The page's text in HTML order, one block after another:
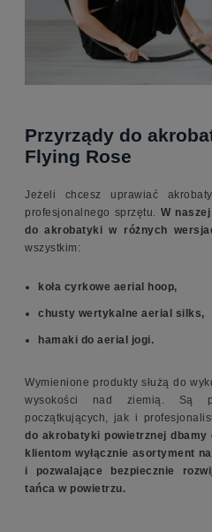
Przyrządy do
Flying Rose
Jeżeli chcesz uprawiać
profesjonalnego sprzętu. W
do akrobatyki w różnych
wszystkim:
koła cyrkowe aerial hoop,
chusty wertykalne aerial silks,
hamaki do aerial jogi.
Wymienione produkty służą do
wysokości nad ziemią. Są
początkujących, jak i
do akrobatyki powietrznej
klientom wyłącznie asortyment
i pozwalające bezpiecznie
tańca w powietrzu.